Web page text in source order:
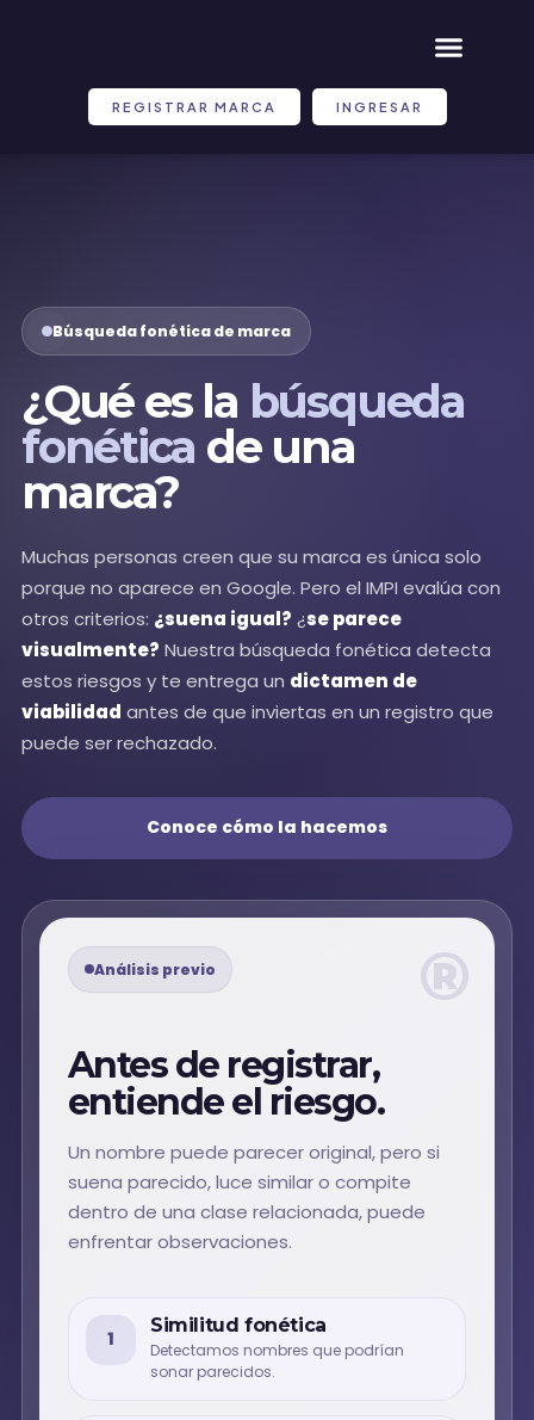
REGISTRAR MARCA INGRESAR
Búsqueda fonética de marca
¿Qué es la búsqueda
fonética de una
marca?
Muchas personas creen que su marca es única solo
porque no aparece en Google. Pero el IMPI evalúa con
otros criterios: ¿suena igual? ¿se parece
visualmente? Nuestra búsqueda fonética detecta
estos riesgos y te entrega un dictamen de
viabilidad antes de que inviertas en un registro que
puede ser rechazado.
Conoce cómo la hacemos
Análisis previo ®
Antes de registrar,
entiende el riesgo.
Un nombre puede parecer original, pero si
suena parecido, luce similar o compite
dentro de una clase relacionada, puede
enfrentar observaciones.
1
Similitud fonética
Detectamos nombres que podrían
sonar parecidos.